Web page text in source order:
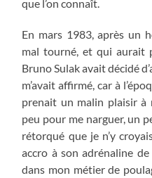
que l’on connaît.
En mars 1983, après un
mal tourné, et qui aurait
Bruno Sulak avait décidé
m’avait affirmé, car à
prenait un malin plaisir à
peu pour me narguer, un
rétorqué que je n’y
accro à son adrénaline
dans mon métier de